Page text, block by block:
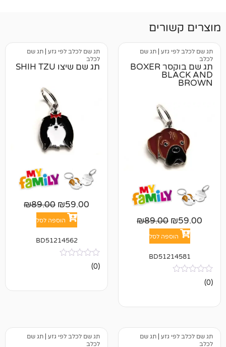
|תג שם
תג שם בוקסר BOXER
₪89.00
תג שם לכלב לפי גזע |תג שם
תג שם שיצו SHIH TZU
59.00
₪89.00
|תג שם תג שם לכלב לפי גזע |תג שם